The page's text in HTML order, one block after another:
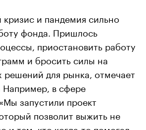
и пандемия сильно
фонда. Пришлось
приостановить работу
и бросить силы на
решений для рынка, отмечает
Например, в сфере
запустили проект
позволит выжить не